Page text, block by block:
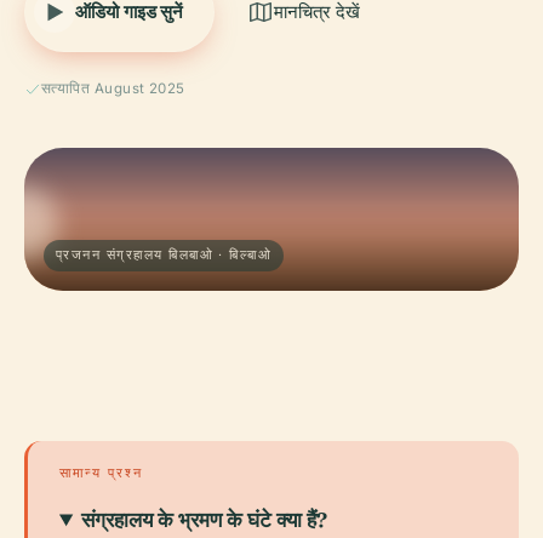
ऑडियो गाइड सुनें मानचित्र देखें
सत्यापित August 2025
प्रजनन संग्रहालय बिलबाओ · बिल्बाओ
सामान्य प्रश्न
संग्रहालय के भ्रमण के घंटे क्या हैं?